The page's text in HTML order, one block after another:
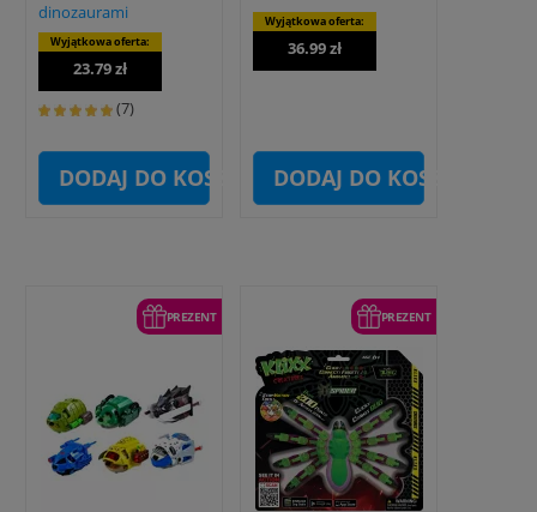
dinozaurami
Wyjątkowa oferta:
23.79 zł
(7)
DODAJ DO KOSZYKA
Wyjątkowa oferta:
36.99 zł
DODAJ DO KOSZYKA
PREZENT PREZENT